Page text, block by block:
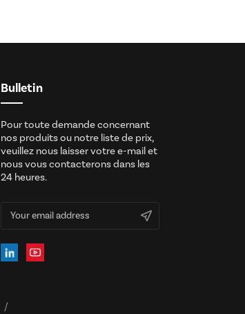
Bulletin
Pour toute demande concernant
nos produits ou notre liste de prix,
veuillez nous laisser votre e-mail et
nous vous contacterons dans les
24 heures.
/